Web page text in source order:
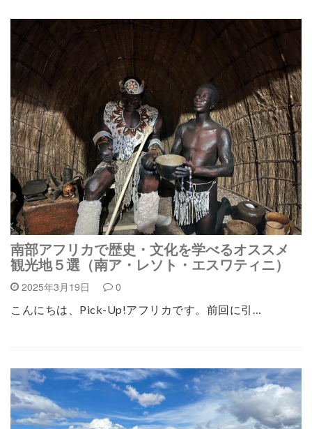
南部アフリカで歴史・文化を学べるオススメ
観光地５選（南ア・レソト・エスワティニ）
2025年3月19日 0
こんにちは、Pick-Up!アフリカです。前回に引…